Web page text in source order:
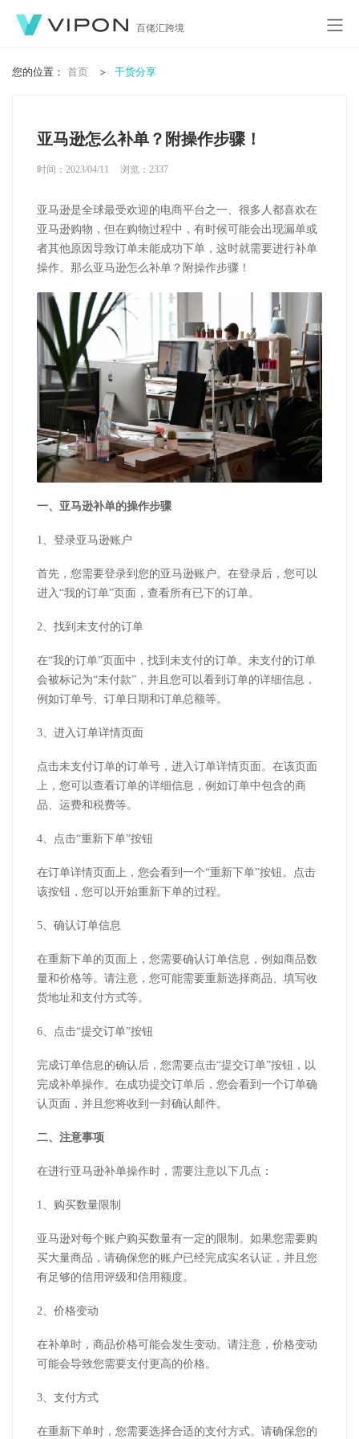
百佬汇跨境
您的位置： 首页 干货分享
亚马逊怎么补单？附操作步骤！
时间：2023/04/11 浏览： 2337
亚马逊是全球最受欢迎的电商平台之一、很多人都喜欢在
亚马逊购物，但在购物过程中，有时候可能会出现漏单或
者其他原因导致订单未能成功下单，这时就需要进行补单
操作。那么亚马逊怎么补单？附操作步骤！
一、亚马逊补单的操作步骤
1、登录亚马逊账户
首先，您需要登录到您的亚马逊账户。在登录后，您可以
进入“我的订单”页面，查看所有已下的订单。
2、找到未支付的订单
在“我的订单”页面中，找到未支付的订单。未支付的订单
会被标记为“未付款”，并且您可以看到订单的详细信息，
例如订单号、订单日期和订单总额等。
3、进入订单详情页面
点击未支付订单的订单号，进入订单详情页面。在该页面
上，您可以查看订单的详细信息，例如订单中包含的商
品、运费和税费等。
4、点击“重新下单”按钮
在订单详情页面上，您会看到一个“重新下单”按钮。点击
该按钮，您可以开始重新下单的过程。
5、确认订单信息
在重新下单的页面上，您需要确认订单信息，例如商品数
量和价格等。请注意，您可能需要重新选择商品、填写收
货地址和支付方式等。
6、点击“提交订单”按钮
完成订单信息的确认后，您需要点击“提交订单”按钮，以
完成补单操作。在成功提交订单后，您会看到一个订单确
认页面，并且您将收到一封确认邮件。
二、注意事项
在进行亚马逊补单操作时，需要注意以下几点：
1、购买数量限制
亚马逊对每个账户购买数量有一定的限制。如果您需要购
买大量商品，请确保您的账户已经完成实名认证，并且您
有足够的信用评级和信用额度。
2、价格变动
在补单时，商品价格可能会发生变动。请注意，价格变动
可能会导致您需要支付更高的价格。
3、支付方式
在重新下单时，您需要选择合适的支付方式。请确保您的